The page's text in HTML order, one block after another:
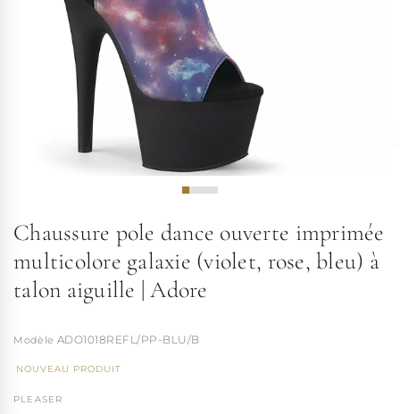
Chaussure pole dance ouverte imprimée
multicolore galaxie (violet, rose, bleu) à
talon aiguille | Adore
ADO1018REFL/PP-BLU/B
NOUVEAU PRODUIT
PLEASER